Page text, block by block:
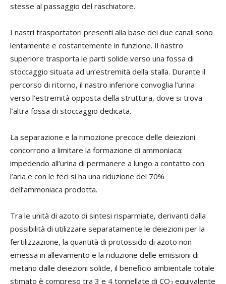
stesse al passaggio del raschiatore.
I nastri trasportatori presenti alla base dei due canali sono
lentamente e costantemente in funzione. Il nastro
superiore trasporta le parti solide verso una fossa di
stoccaggio situata ad un’estremità della stalla. Durante il
percorso di ritorno, il nastro inferiore convoglia l’urina
verso l’estremità opposta della struttura, dove si trova
l’altra fossa di stoccaggio dedicata.
La separazione e la rimozione precoce delle deiezioni
concorrono a limitare la formazione di ammoniaca:
impedendo all’urina di permanere a lungo a contatto con
l’aria e con le feci si ha una riduzione del 70%
dell’ammoniaca prodotta.
Tra le unità di azoto di sintesi risparmiate, derivanti dalla
possibilità di utilizzare separatamente le deiezioni per la
fertilizzazione, la quantità di protossido di azoto non
emessa in allevamento e la riduzione delle emissioni di
metano dalle deiezioni solide, il beneficio ambientale totale
stimato è compreso tra 3 e 4 tonnellate di CO equivalente